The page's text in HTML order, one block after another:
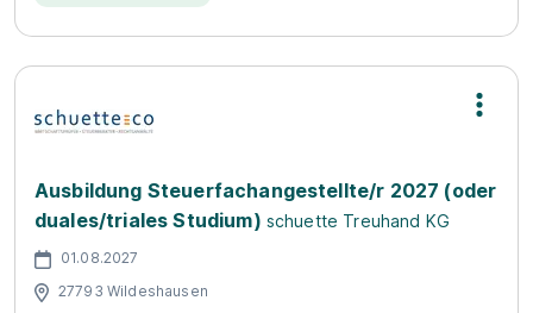
Ausbildung Steuerfachangestellte/r 2027 (oder
duales/triales Studium) schuette Treuhand KG
01.08.2027
27793 Wildeshausen